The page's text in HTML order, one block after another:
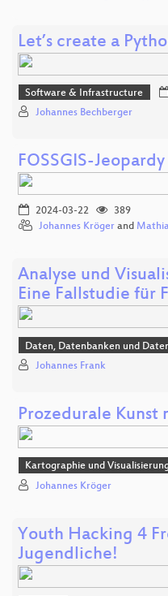
Let’s create a
Software & Infrastructure
Johannes Bechberger
FOSSGIS-Jeopardy
2024-03-22
389
Johannes Kröger and
Analyse und
Eine Fallstudie für
Daten, Datenbanken und
Johannes Frank
Prozedurale Kunst
Kartographie und
Johannes Kröger
Youth Hacking 4
Jugendliche!